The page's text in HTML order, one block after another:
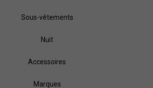
Sous-vêtements
Nuit
Accessoires
Marques